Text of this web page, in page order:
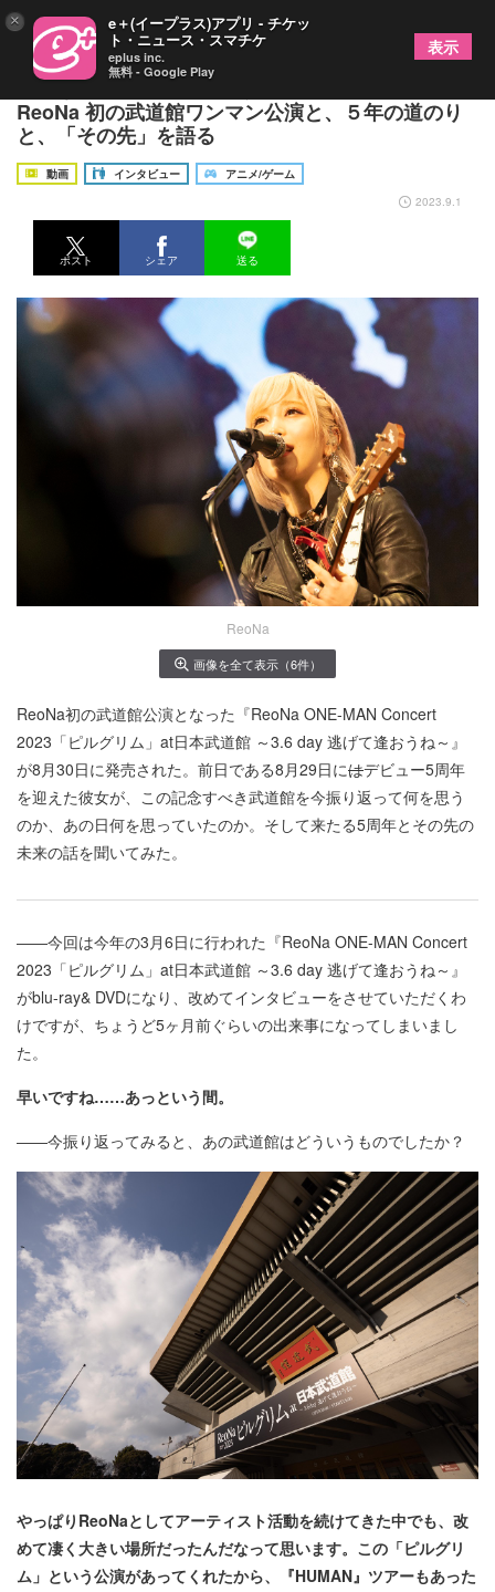
果てない”お歌”を追いかけるピルグリム――
ReoNa 初の武道館ワンマン公演と、５年の道のり
と、「その先」を語る
動画 インタビュー
アニメ/ゲーム
2023.9.1
ポスト シェア 送る
ReoNa
画像を全て表示（6件）
ReoNa初の武道館公演となった『ReoNa ONE-MAN Concert
2023「ピルグリム」at日本武道館 ～3.6 day 逃げて逢おうね～』
が8月30日に発売された。前日である8月29日にはデビュー5周年
を迎えた彼女が、この記念すべき武道館を今振り返って何を思う
のか、あの日何を思っていたのか。そして来たる5周年とその先の
未来の話を聞いてみた。
――今回は今年の3月6日に行われた『ReoNa ONE-MAN Concert
2023「ピルグリム」at日本武道館 ～3.6 day 逃げて逢おうね～』
がblu-ray& DVDになり、改めてインタビューをさせていただくわ
けですが、ちょうど5ヶ月前ぐらいの出来事になってしまいまし
た。
早いですね……あっという間。
――今振り返ってみると、あの武道館はどういうものでしたか？
やっぱりReoNaとしてアーティスト活動を続けてきた中でも、改
めて凄く大きい場所だったんだなって思います。この「ピルグリ
ム」という公演があってくれたから、『HUMAN』ツアーもあった
× e＋(イープラス)アプリ - チケッ
ト・ニュース・スマチケ
eplus inc.
無料 - Google Play
表示